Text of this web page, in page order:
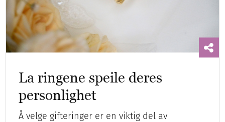
La ringene speile deres
personlighet
Å velge gifteringer er en viktig del av